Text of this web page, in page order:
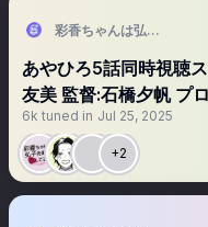
彩香ちゃんは弘子先輩
あやひろ5話同時視聴
友美 監督:石橋夕帆 プ
6k tuned in Jul 25, 2025
+2